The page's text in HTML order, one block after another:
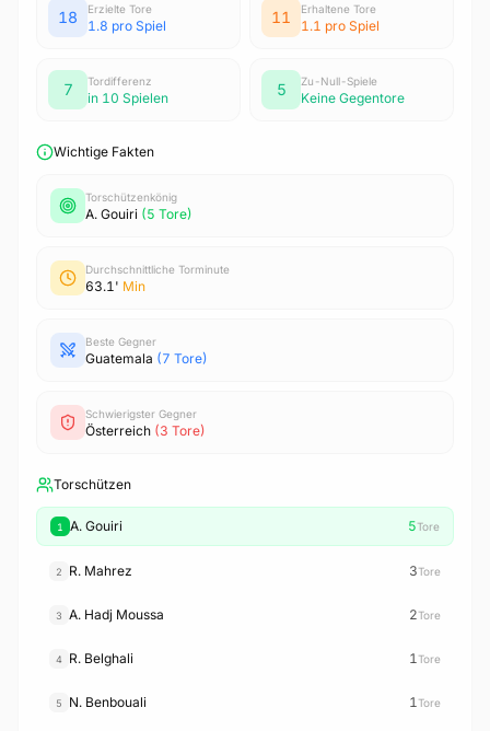
18 Erzielte Tore
1.8 pro Spiel 11 Erhaltene Tore
1.1 pro Spiel
7 Tordifferenz
in 10 Spielen 5 Zu-Null-Spiele
Keine Gegentore
Wichtige Fakten
Torschützenkönig
A. Gouiri (5 Tore)
Durchschnittliche Torminute
63.1' Min
Beste Gegner
Guatemala (7 Tore)
Schwierigster Gegner
Österreich (3 Tore)
Torschützen
1 A. Gouiri 5Tore
2 R. Mahrez 3Tore
3 A. Hadj Moussa 2Tore
4 R. Belghali 1Tore
5 N. Benbouali 1Tore